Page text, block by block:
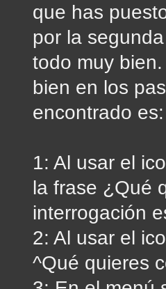
que has
por la
todo muy
bien en los
encontrado es:
1: Al usar el
la frase ¿Qué
interrogación
2: Al usar el
^Qué quieres